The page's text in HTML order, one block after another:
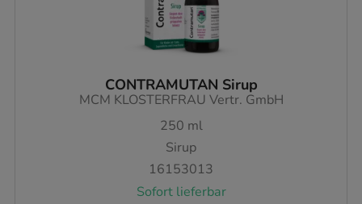
CONTRAMUTAN Sirup
MCM KLOSTERFRAU Vertr. GmbH
250 ml
Sirup
16153013
Sofort lieferbar